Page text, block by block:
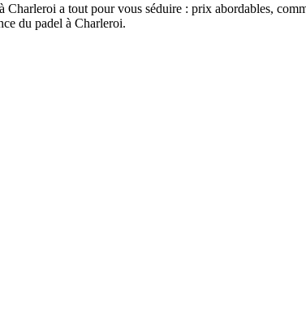
a tout pour vous séduire : prix abordables,
du padel à Charleroi.